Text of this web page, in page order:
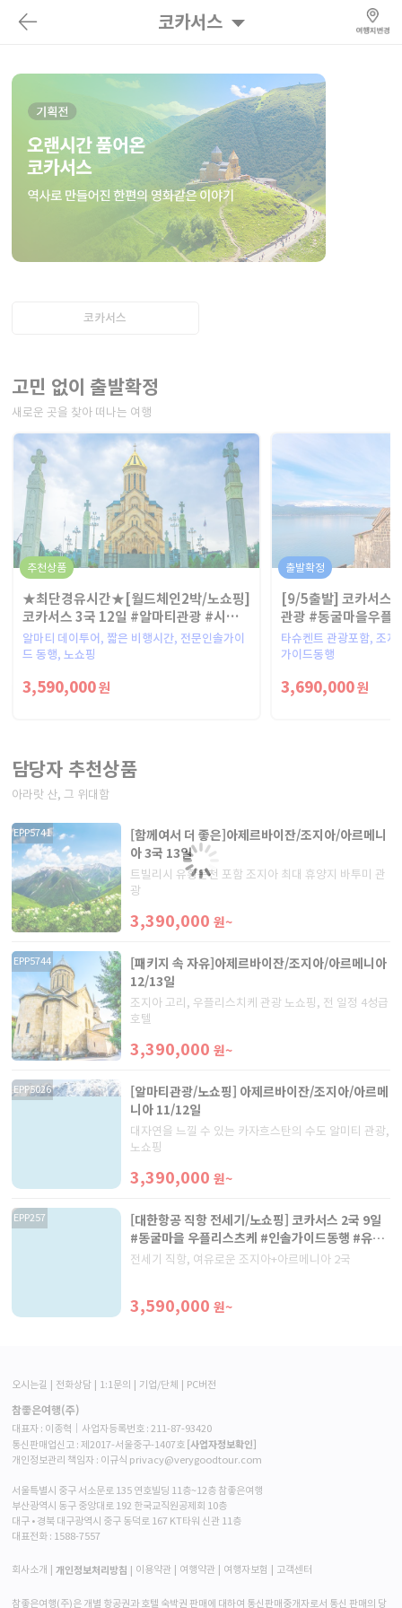
코카서스
코카서스
고민 없이 출발확정
새로운 곳을 찾아 떠나는 여행
추천상품
★최단경유시간★[월드체인2박/노쇼핑]
코카서스 3국 12일 #알마티관광 #시그
나기미니버스 #인솔가이드동행
알마티 데이투어, 짧은 비행시간, 전문인솔가이
드 동행, 노쇼핑
3,590,000원
출발확정
[9/5출발] 코카서스
관광 #동굴마을우플
레킹
타슈켄트 관광포함, 조
가이드동행
3,690,000원
담당자 추천상품
아라랏 산, 그 위대함
EPP5741
[함께여서 더 좋은]아제르바이잔/조지아/아르메니
아 3국 13일
트빌리시 유황온천 포함 조지아 최대 휴양지 바투미 관
광
3,390,000 원~
EPP5744
[패키지 속 자유]아제르바이잔/조지아/아르메니아
12/13일
조지아 고리, 우플리스치케 관광 노쇼핑, 전 일정 4성급
호텔
3,390,000 원~
EPP5026
[알마티관광/노쇼핑] 아제르바이잔/조지아/아르메
니아 11/12일
대자연을 느낄 수 있는 카자흐스탄의 수도 알미티 관광,
노쇼핑
3,390,000 원~
EPP257
[대한항공 직항 전세기/노쇼핑] 코카서스 2국 9일
#동굴마을 우플리스츠케 #인솔가이드동행 #유류
인상분없음
전세기 직항, 여유로운 조지아+아르메니아 2국
3,590,000 원~
오시는길 전화상담 1:1문의 기업/단체 PC버전
참좋은여행(주)
대표자 : 이종혁│사업자등록번호 : 211-87-93420
통신판매업신고 : 제2017-서울중구-1407호 [사업자정보확인]
개인정보관리 책임자 : 이규식 privacy@verygoodtour.com
서울특별시 중구 서소문로 135 연호빌딩 11층~12층 참좋은여행
부산광역시 동구 중앙대로 192 한국교직원공제회 10층
대구 • 경북 대구광역시 중구 동덕로 167 KT타워 신관 11층
대표전화 : 1588-7557
회사소개 개인정보처리방침 이용약관 여행약관 여행자보험 고객센터
참좋은여행(주)은 개별 항공권과 호텔 숙박권 판매에 대하여 통신판매중개자로서 통신 판매의 당